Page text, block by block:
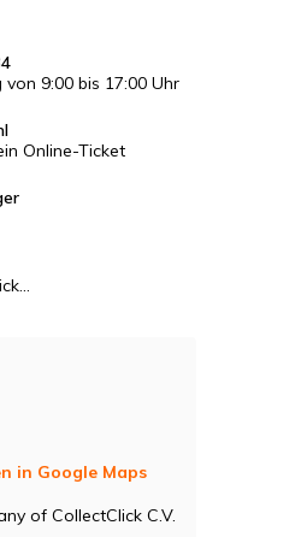
9:00 bis 17:00 Uhr
Online-Ticket
in Google Maps
of CollectClick C.V.